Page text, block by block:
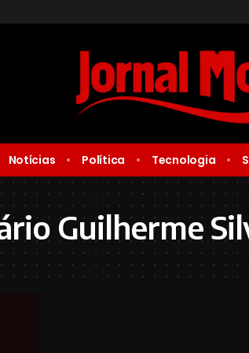
Notícias Política Tecnologia
Guilherme